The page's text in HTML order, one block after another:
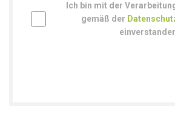
Ich bin mit der
gemäß der